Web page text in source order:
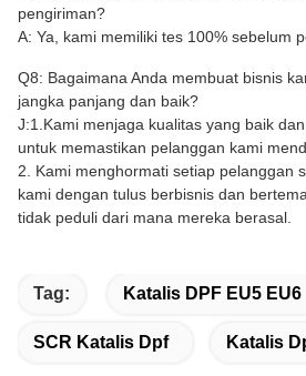
pengiriman?
A: Ya, kami memiliki tes 100% sebelum
Q8: Bagaimana Anda membuat bisnis
jangka panjang dan baik?
J:1.Kami menjaga kualitas yang baik
untuk memastikan pelanggan kami
2. Kami menghormati setiap pelanggan
kami dengan tulus berbisnis dan
tidak peduli dari mana mereka berasal.
Tag: Katalis DPF EU5 EU6
SCR Katalis Dpf Katalis